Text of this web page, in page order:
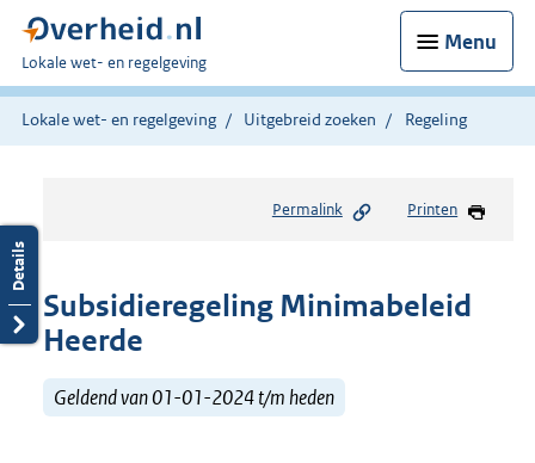
Menu
U
bent
hier:
Lokale wet- en regelgeving
Lokale wet- en regelgeving Uitgebreid zoeken Regeling
Permalink Printen
Subsidieregeling Minimabeleid
Heerde
Geldend van 01-01-2024 t/m heden